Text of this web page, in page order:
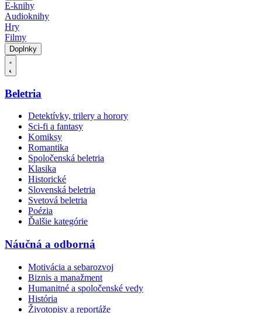
E-knihy
Audioknihy
Hry
Filmy
Doplnky
Beletria
Detektívky, trilery a horory
Sci-fi a fantasy
Komiksy
Romantika
Spoločenská beletria
Klasika
Historické
Slovenská beletria
Svetová beletria
Poézia
Ďalšie kategórie
Náučná a odborná
Motivácia a sebarozvoj
Biznis a manažment
Humanitné a spoločenské vedy
História
Životopisy a reportáže